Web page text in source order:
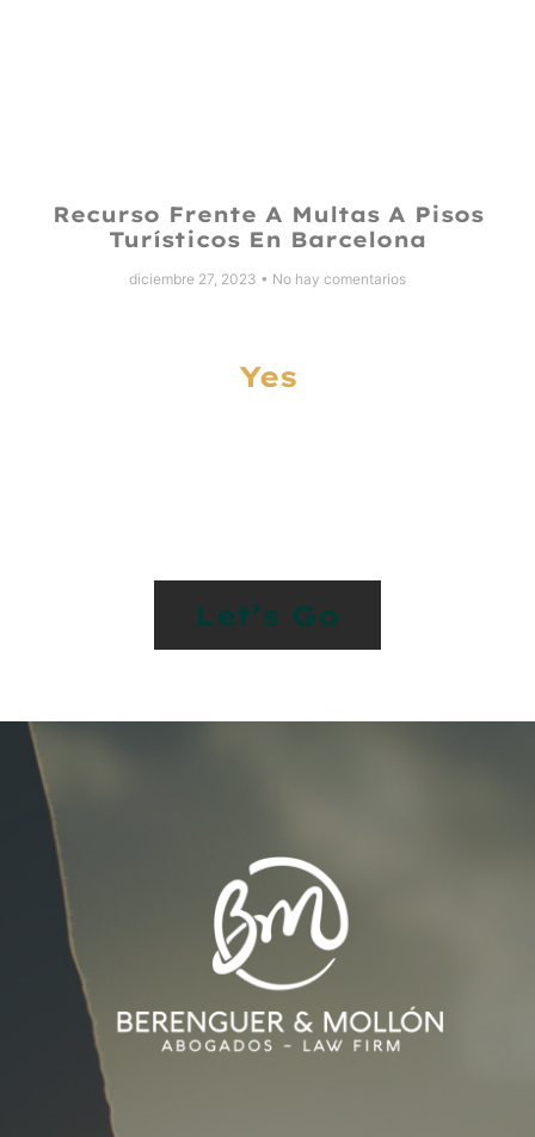
Recurso Frente A Multas A Pisos
Turísticos En Barcelona
diciembre 27, 2023 No hay comentarios
Yes
Let’s Go